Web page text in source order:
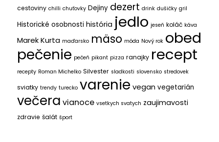
cestoviny chilli chuťovky Dejiny dezert drink dušičky gril
Historické osobnosti história jedlo jeseň koláč káva
Marek Kurta maďarsko mäso móda Nový rok obed
pečenie pečeň pikant pizza ranajky recept
recepty Roman Michelko Silvester sladkosti slovensko stredovek
sviatky trendy turecko varenie vegan vegetarián
večera vianoce vsetkych svatych zaujimavosti
zdravie šalát šport